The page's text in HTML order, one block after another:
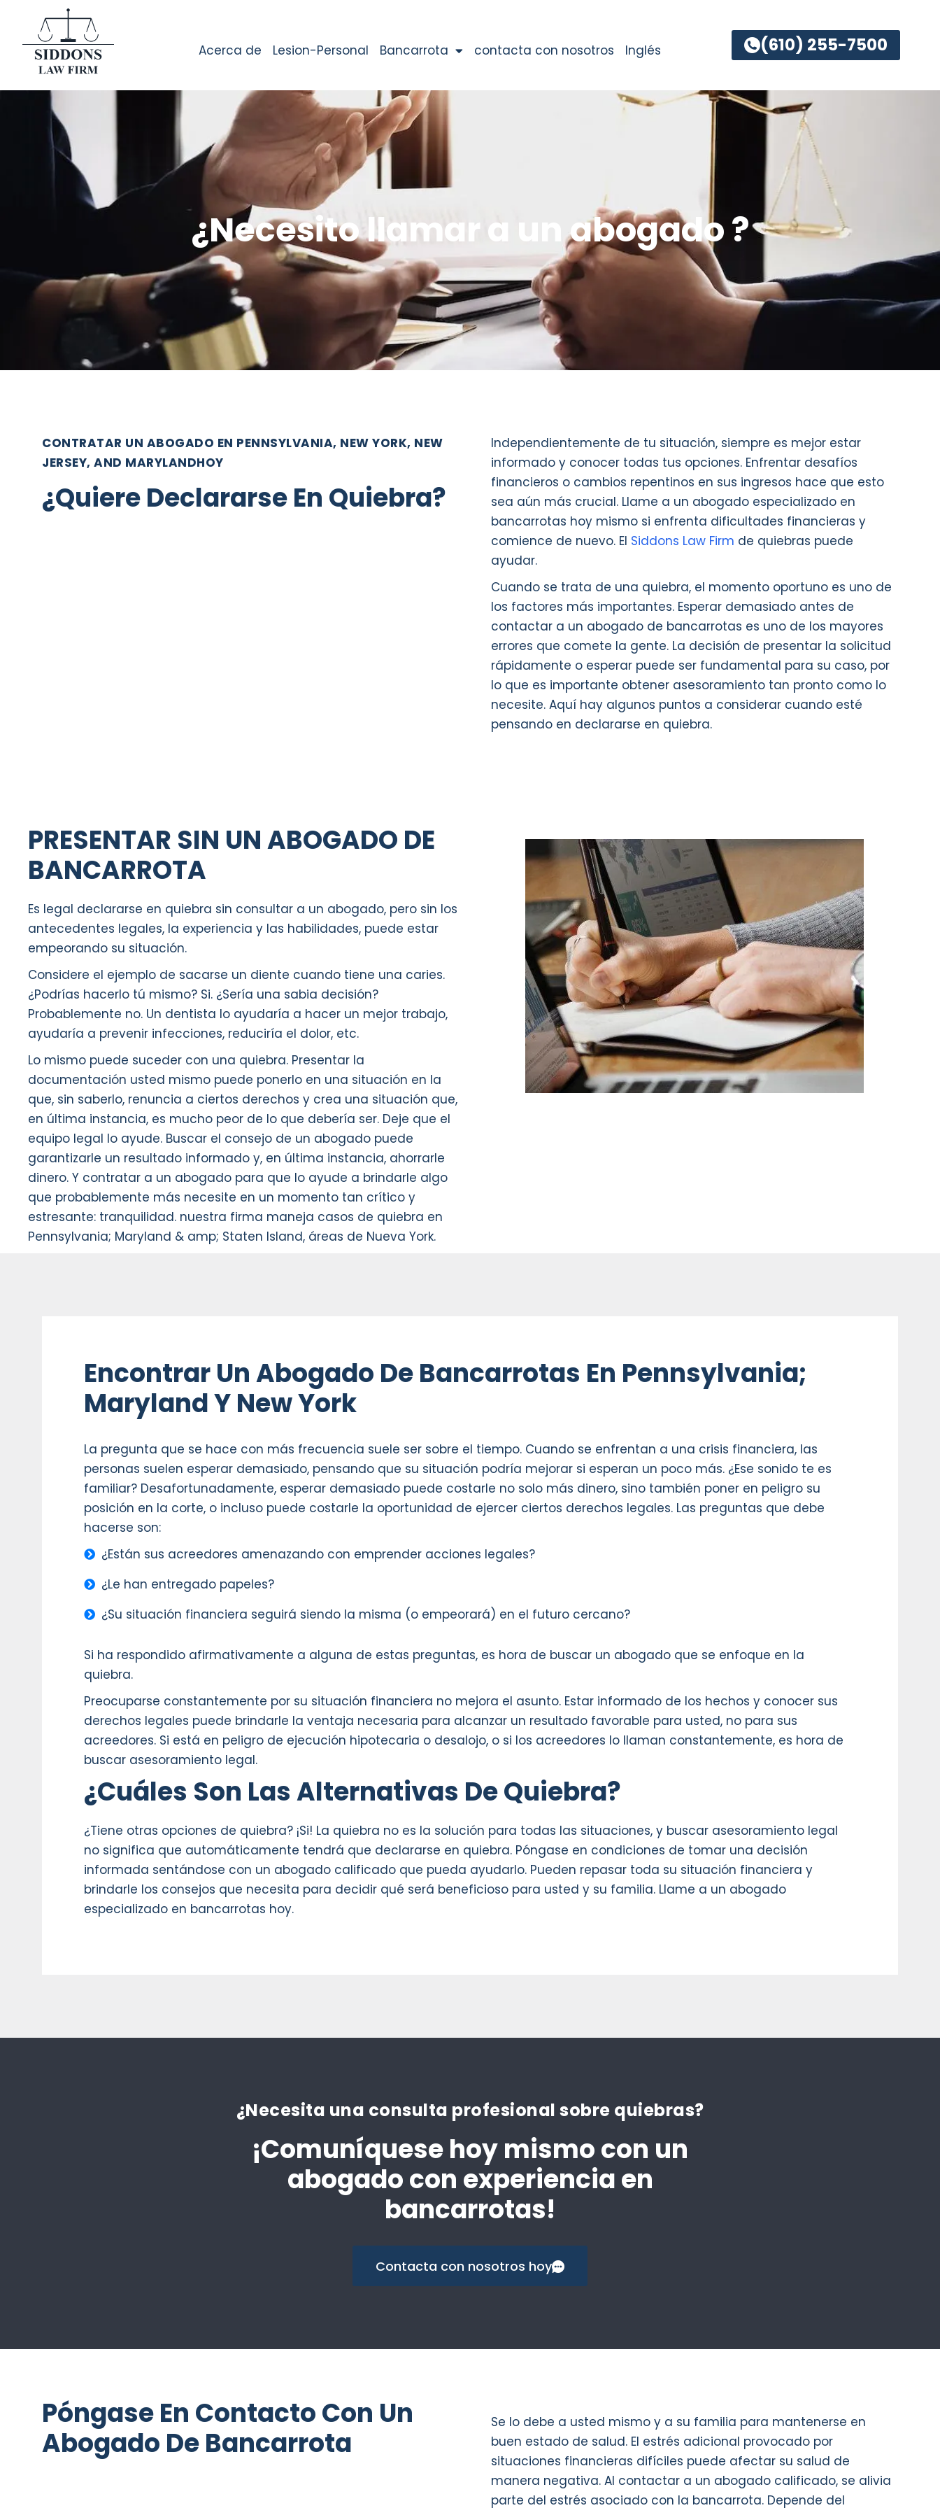
Acerca de Lesion-Personal Bancarrota contacta con nosotros Inglés (610) 255-7500
¿Necesito llamar a un abogado ?
CONTRATAR UN ABOGADO EN PENNSYLVANIA, NEW YORK, NEW
JERSEY, AND MARYLANDHOY
¿Quiere Declararse En Quiebra?
Independientemente de tu situación, siempre es mejor estar
informado y conocer todas tus opciones. Enfrentar desafíos
financieros o cambios repentinos en sus ingresos hace que esto
sea aún más crucial. Llame a un abogado especializado en
bancarrotas hoy mismo si enfrenta dificultades financieras y
comience de nuevo. El Siddons Law Firm de quiebras puede
ayudar.
Cuando se trata de una quiebra, el momento oportuno es uno de
los factores más importantes. Esperar demasiado antes de
contactar a un abogado de bancarrotas es uno de los mayores
errores que comete la gente. La decisión de presentar la solicitud
rápidamente o esperar puede ser fundamental para su caso, por
lo que es importante obtener asesoramiento tan pronto como lo
necesite. Aquí hay algunos puntos a considerar cuando esté
pensando en declararse en quiebra.
PRESENTAR SIN UN ABOGADO DE
BANCARROTA
Es legal declararse en quiebra sin consultar a un abogado, pero sin los
antecedentes legales, la experiencia y las habilidades, puede estar
empeorando su situación.
Considere el ejemplo de sacarse un diente cuando tiene una caries.
¿Podrías hacerlo tú mismo? Si. ¿Sería una sabia decisión?
Probablemente no. Un dentista lo ayudaría a hacer un mejor trabajo,
ayudaría a prevenir infecciones, reduciría el dolor, etc.
Lo mismo puede suceder con una quiebra. Presentar la
documentación usted mismo puede ponerlo en una situación en la
que, sin saberlo, renuncia a ciertos derechos y crea una situación que,
en última instancia, es mucho peor de lo que debería ser. Deje que el
equipo legal lo ayude. Buscar el consejo de un abogado puede
garantizarle un resultado informado y, en última instancia, ahorrarle
dinero. Y contratar a un abogado para que lo ayude a brindarle algo
que probablemente más necesite en un momento tan crítico y
estresante: tranquilidad. nuestra firma maneja casos de quiebra en
Pennsylvania; Maryland & amp; Staten Island, áreas de Nueva York.
Encontrar Un Abogado De Bancarrotas En Pennsylvania;
Maryland Y New York
La pregunta que se hace con más frecuencia suele ser sobre el tiempo. Cuando se enfrentan a una crisis financiera, las
personas suelen esperar demasiado, pensando que su situación podría mejorar si esperan un poco más. ¿Ese sonido te es
familiar? Desafortunadamente, esperar demasiado puede costarle no solo más dinero, sino también poner en peligro su
posición en la corte, o incluso puede costarle la oportunidad de ejercer ciertos derechos legales. Las preguntas que debe
hacerse son:
¿Están sus acreedores amenazando con emprender acciones legales?
¿Le han entregado papeles?
¿Su situación financiera seguirá siendo la misma (o empeorará) en el futuro cercano?
Si ha respondido afirmativamente a alguna de estas preguntas, es hora de buscar un abogado que se enfoque en la
quiebra.
Preocuparse constantemente por su situación financiera no mejora el asunto. Estar informado de los hechos y conocer sus
derechos legales puede brindarle la ventaja necesaria para alcanzar un resultado favorable para usted, no para sus
acreedores. Si está en peligro de ejecución hipotecaria o desalojo, o si los acreedores lo llaman constantemente, es hora de
buscar asesoramiento legal.
¿Cuáles Son Las Alternativas De Quiebra?
¿Tiene otras opciones de quiebra? ¡Si! La quiebra no es la solución para todas las situaciones, y buscar asesoramiento legal
no significa que automáticamente tendrá que declararse en quiebra. Póngase en condiciones de tomar una decisión
informada sentándose con un abogado calificado que pueda ayudarlo. Pueden repasar toda su situación financiera y
brindarle los consejos que necesita para decidir qué será beneficioso para usted y su familia. Llame a un abogado
especializado en bancarrotas hoy.
¿Necesita una consulta profesional sobre quiebras?
¡Comuníquese hoy mismo con un
abogado con experiencia en
bancarrotas!
Contacta con nosotros hoy
Póngase En Contacto Con Un
Abogado De Bancarrota
Se lo debe a usted mismo y a su familia para mantenerse en
buen estado de salud. El estrés adicional provocado por
situaciones financieras difíciles puede afectar su salud de
manera negativa. Al contactar a un abogado calificado, se alivia
parte del estrés asociado con la bancarrota. Depende del